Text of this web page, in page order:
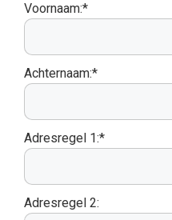
Voornaam:*
Achternaam:*
Adresregel 1:*
Adresregel 2: